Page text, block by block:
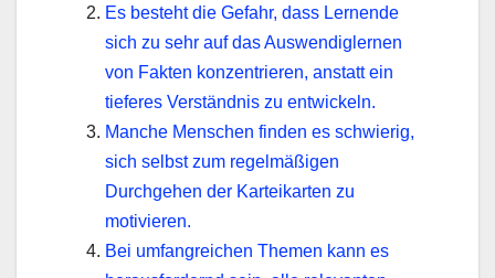
Es besteht die Gefahr, dass Lernende
sich zu sehr auf das Auswendiglernen
von Fakten konzentrieren, anstatt ein
tieferes Verständnis zu entwickeln.
Manche Menschen finden es schwierig,
sich selbst zum regelmäßigen
Durchgehen der Karteikarten zu
motivieren.
Bei umfangreichen Themen kann es